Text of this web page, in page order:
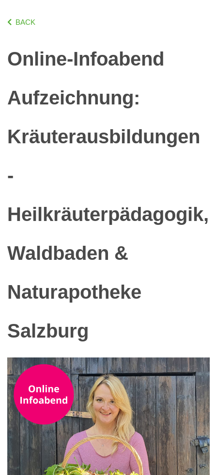
BACK
Online-Infoabend
Aufzeichnung:
Kräuterausbildungen
-
Heilkräuterpädagogik,
Waldbaden &
Naturapotheke
Salzburg